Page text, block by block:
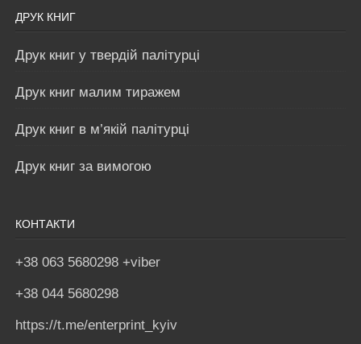
ДРУК КНИГ
Друк книг у твердій палітурці
Друк книг малим тиражем
Друк книг в м’якій палітурці
Друк книг за вимогою
КОНТАКТИ
+38 063 5680298 +viber
+38 044 5680298
https://t.me/enterprint_kyiv